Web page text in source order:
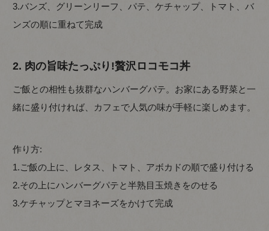
3.バンズ、グリーンリーフ、パテ、ケチャップ、トマト、バ
ンズの順に重ねて完成
2. 肉の旨味たっぷり!贅沢ロコモコ丼
ご飯との相性も抜群なハンバーグパテ。お家にある野菜と一
緒に盛り付ければ、カフェで人気の味が手軽に楽しめます。
作り方:
1.ご飯の上に、レタス、トマト、アボカドの順で盛り付ける
2.その上にハンバーグパテと半熟目玉焼きをのせる
3.ケチャップとマヨネーズをかけて完成